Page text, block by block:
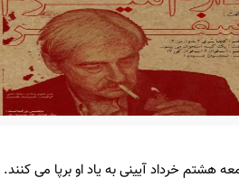
هشتم خرداد آیینی به یاد او برپا می کنند.